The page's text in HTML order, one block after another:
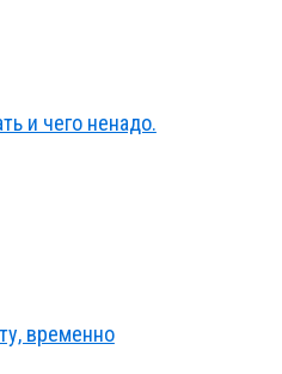
и чего ненадо.
временно